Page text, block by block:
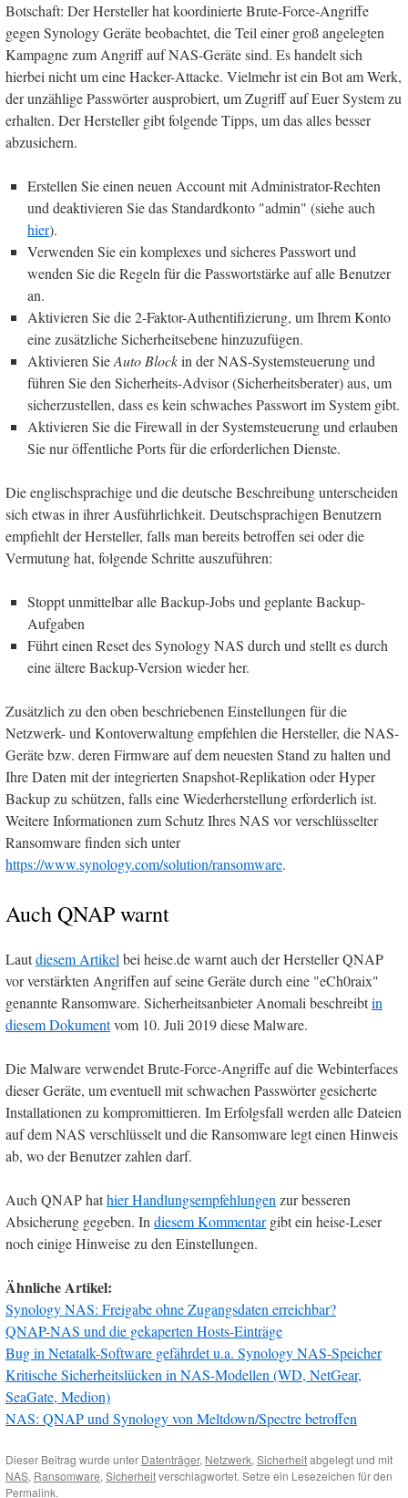
Botschaft: Der Hersteller hat koordinierte Brute-Force-Angriffe
gegen Synology Geräte beobachtet, die Teil einer groß angelegten
Kampagne zum Angriff auf NAS-Geräte sind. Es handelt sich
hierbei nicht um eine Hacker-Attacke. Vielmehr ist ein Bot am Werk,
der unzählige Passwörter ausprobiert, um Zugriff auf Euer System zu
erhalten. Der Hersteller gibt folgende Tipps, um das alles besser
abzusichern.
Erstellen Sie einen neuen Account mit Administrator-Rechten
und deaktivieren Sie das Standardkonto "admin" (siehe auch
hier).
Verwenden Sie ein komplexes und sicheres Passwort und
wenden Sie die Regeln für die Passwortstärke auf alle Benutzer
an.
Aktivieren Sie die 2-Faktor-Authentifizierung, um Ihrem Konto
eine zusätzliche Sicherheitsebene hinzuzufügen.
Aktivieren SieAuto Blockin der NAS-Systemsteuerung und
führen Sie den Sicherheits-Advisor (Sicherheitsberater) aus, um
sicherzustellen, dass es kein schwaches Passwort im System gibt.
Aktivieren Sie die Firewall in der Systemsteuerung und erlauben
Sie nur öffentliche Ports für die erforderlichen Dienste.
Die englischsprachige und die deutsche Beschreibung unterscheiden
sich etwas in ihrer Ausführlichkeit. Deutschsprachigen Benutzern
empfiehlt der Hersteller, falls man bereits betroffen sei oder die
Vermutung hat, folgende Schritte auszuführen:
Stoppt unmittelbar alle Backup-Jobs und geplante Backup-
Aufgaben
Führt einen Reset des Synology NAS durch und stellt es durch
eine ältere Backup-Version wieder her.
Zusätzlich zu den oben beschriebenen Einstellungen für die
Netzwerk- und Kontoverwaltung empfehlen die Hersteller, die NAS-
Geräte bzw. deren Firmware auf dem neuesten Stand zu halten und
Ihre Daten mit der integrierten Snapshot-Replikation oder Hyper
Backup zu schützen, falls eine Wiederherstellung erforderlich ist.
Weitere Informationen zum Schutz Ihres NAS vor verschlüsselter
Ransomware finden sich unter
https://www.synology.com/solution/ransomware.
Auch QNAP warnt
Lautdiesem Artikelbei heise.de warnt auch der Hersteller QNAP
vor verstärkten Angriffen auf seine Geräte durch eine "eCh0raix"
genannte Ransomware. Sicherheitsanbieter Anomali beschreibtin
diesem Dokumentvom 10. Juli 2019 diese Malware.
Die Malware verwendet Brute-Force-Angriffe auf die Webinterfaces
dieser Geräte, um eventuell mit schwachen Passwörter gesicherte
Installationen zu kompromittieren. Im Erfolgsfall werden alle Dateien
auf dem NAS verschlüsselt und die Ransomware legt einen Hinweis
ab, wo der Benutzer zahlen darf.
Auch QNAP hathier Handlungsempfehlungenzur besseren
Absicherung gegeben. Indiesem Kommentargibt ein heise-Leser
noch einige Hinweise zu den Einstellungen.
Ähnliche Artikel:
Synology NAS: Freigabe ohne Zugangsdaten erreichbar?
QNAP-NAS und die gekaperten Hosts-Einträge
Bug in Netatalk-Software gefährdet u.a. Synology NAS-Speicher
Kritische Sicherheitslücken in NAS-Modellen (WD, NetGear,
SeaGate, Medion)
NAS: QNAP und Synology von Meltdown/Spectre betroffen
Dieser Beitrag wurde unter Datenträger, Netzwerk, Sicherheitabgelegt und mit
NAS, Ransomware, Sicherheitverschlagwortet. Setze ein Lesezeichen für den
Permalink.